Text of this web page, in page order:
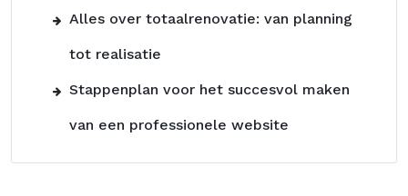
Alles over totaalrenovatie: van planning
tot realisatie
Stappenplan voor het succesvol maken
van een professionele website